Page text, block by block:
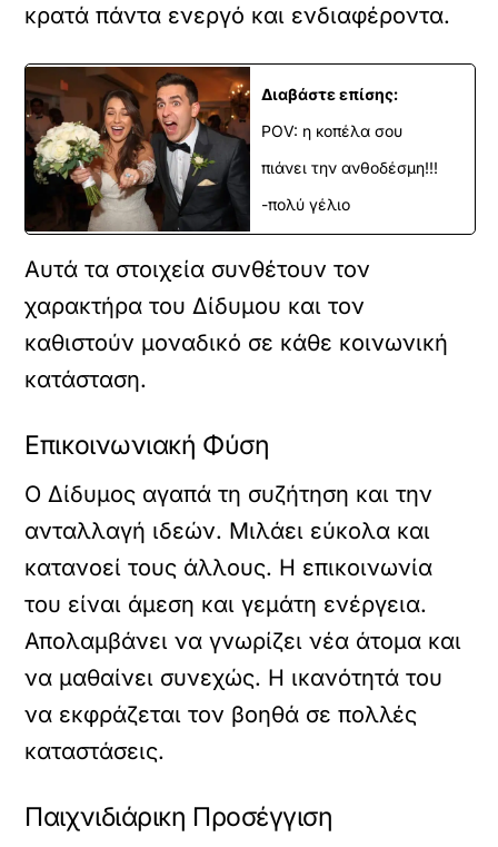
κρατά πάντα ενεργό και ενδιαφέροντα.
Διαβάστε επίσης:
POV: η κοπέλα σου
πιάνει την ανθοδέσμη!!!
-πολύ γέλιο
Αυτά τα στοιχεία συνθέτουν τον
χαρακτήρα του Δίδυμου και τον
καθιστούν μοναδικό σε κάθε κοινωνική
κατάσταση.
Επικοινωνιακή Φύση
Ο Δίδυμος αγαπά τη συζήτηση και την
ανταλλαγή ιδεών. Μιλάει εύκολα και
κατανοεί τους άλλους. Η επικοινωνία
του είναι άμεση και γεμάτη ενέργεια.
Απολαμβάνει να γνωρίζει νέα άτομα και
να μαθαίνει συνεχώς. Η ικανότητά του
να εκφράζεται τον βοηθά σε πολλές
καταστάσεις.
Παιχνιδιάρικη Προσέγγιση